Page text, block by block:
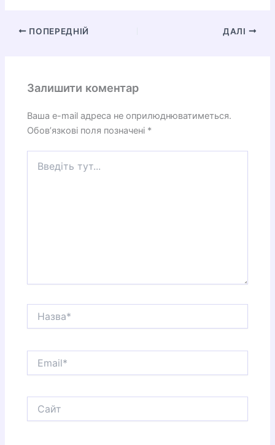
ПОПЕРЕДНІЙ ДАЛІ
Залишити коментар
Ваша e-mail адреса не оприлюднюватиметься.
Обов’язкові поля позначені *
тут...